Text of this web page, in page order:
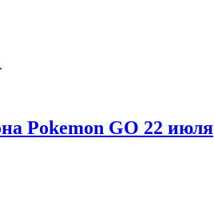
Pokemon GO 22 июля